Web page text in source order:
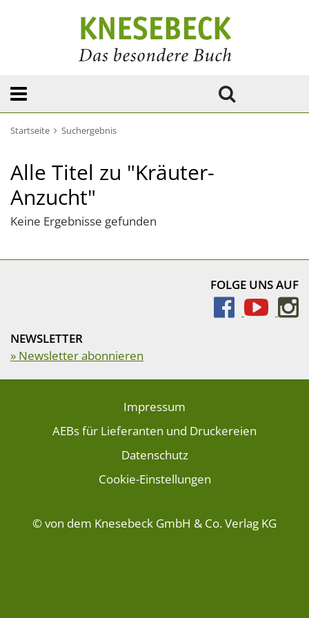
Startseite Suchergebnis
Alle Titel zu "Kräuter-
Anzucht"
Keine Ergebnisse gefunden
FOLGE UNS AUF
NEWSLETTER
» Newsletter abonnieren
Impressum
AEBs für Lieferanten und Druckereien
Datenschutz
Cookie-Einstellungen
© von dem Knesebeck GmbH & Co. Verlag KG